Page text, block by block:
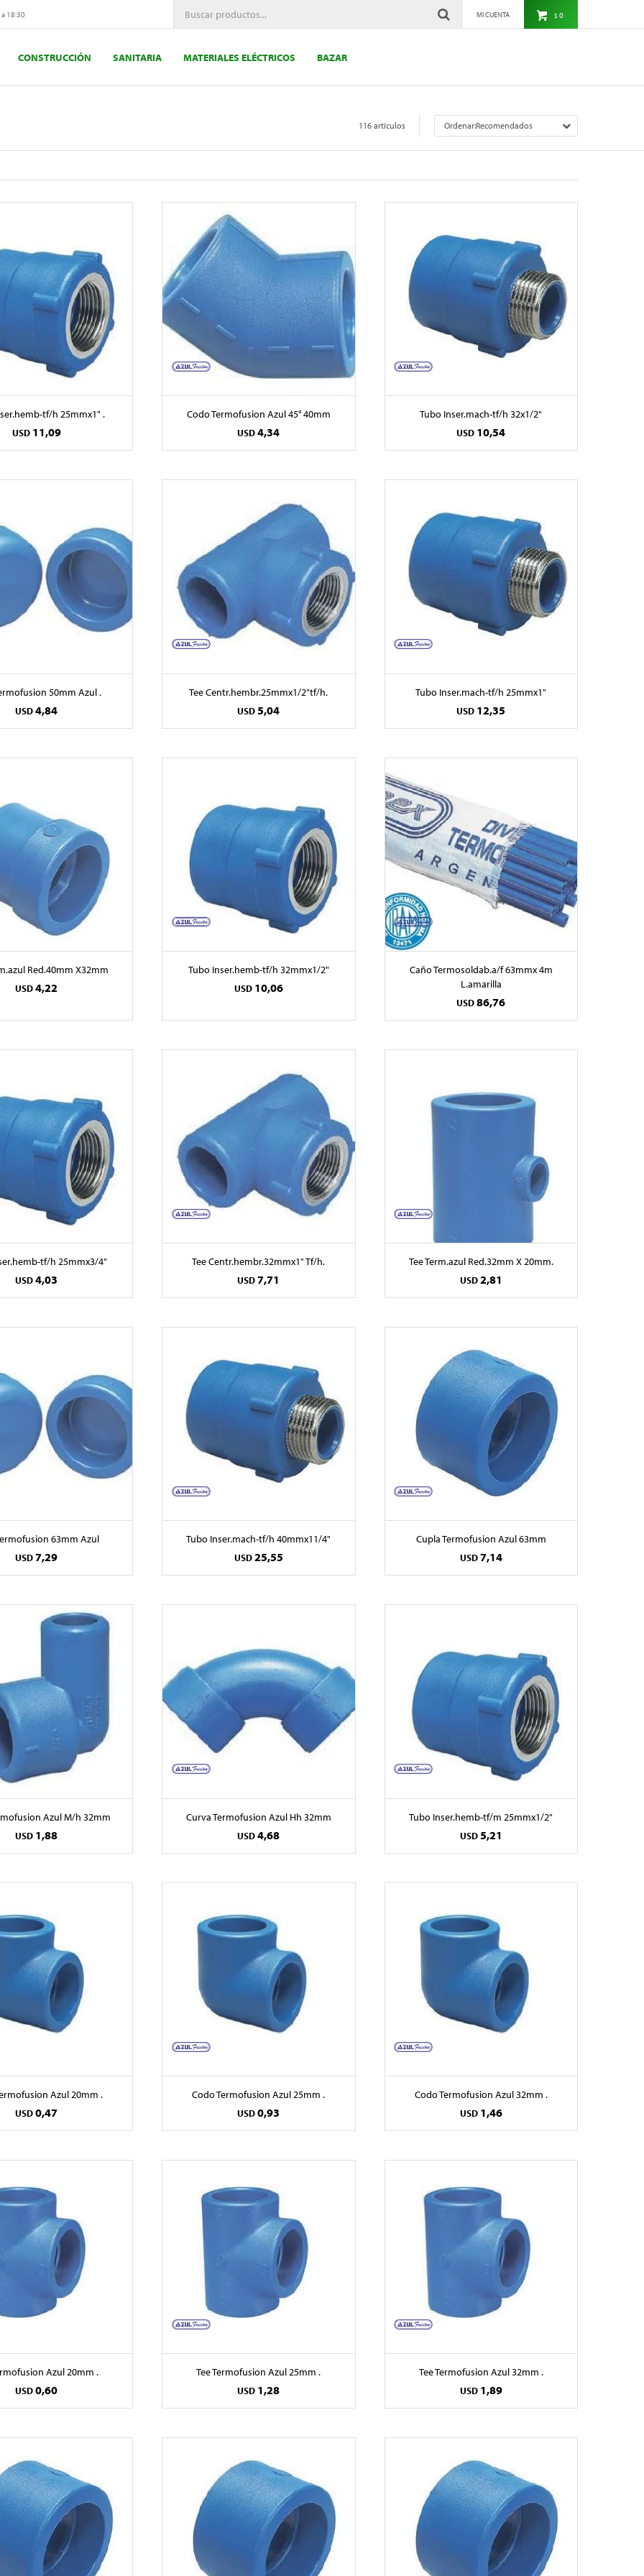
CONSTRUCCIÓN SANITARIA MATERIALES ELÉCTRICOS BAZAR
$ 0
18:30
116 artículos Recomendados
tf/h 25mmx1" .
USD 11,09
Codo Termofusion Azul 45° 40mm
USD 4,34
Tubo Inser.mach-tf/h 32x1/2"
USD 10,54
50mm Azul .
USD4,84
Tee Centr.hembr.25mmx1/2"tf/h.
USD 5,04
Tubo Inser.mach-tf/h 25mmx1"
USD 12,35
Red.40mm X32mm
USD4,22
Tubo Inser.hemb-tf/h 32mmx1/2"
USD 10,06
Caño Termosoldab.a/f 63mmx 4m
L.amarilla
USD 86,76
tf/h 25mmx3/4"
USD4,03
Tee Centr.hembr.32mmx1" Tf/h.
USD 7,71
Tee Term.azul Red.32mm X 20mm.
USD 2,81
63mm Azul
USD7,29
Tubo Inser.mach-tf/h 40mmx11/4"
USD25,55
Cupla Termofusion Azul 63mm
USD 7,14
Azul M/h 32mm
USD 1,88
Curva Termofusion Azul Hh 32mm
USD 4,68
Tubo Inser.hemb-tf/m 25mmx1/2"
USD 5,21
Azul 20mm .
USD0,47
Codo Termofusion Azul 25mm .
USD 0,93
Codo Termofusion Azul 32mm .
USD 1,46
Azul 20mm .
USD0,60
Tee Termofusion Azul 25mm .
USD 1,28
Tee Termofusion Azul 32mm .
USD 1,89